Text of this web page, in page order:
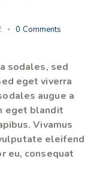
0 Comments
sodales, sed
eget viverra
augue a
eget blandit
Vivamus
eleifend
eu, consequat